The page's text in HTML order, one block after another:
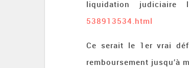
liquidation
538913534.html
Ce serait le 1er vrai
remboursement jusqu’à